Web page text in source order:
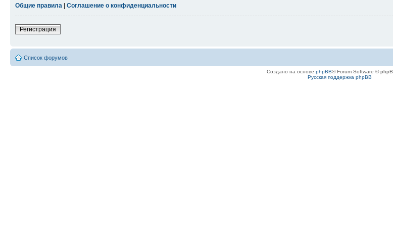
Общие правила | Соглашение о конфиденциальности
Регистрация
Список форумов
Создано на основе phpBB® Forum Software ©
Русская поддержка phpBB